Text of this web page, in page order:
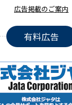
基礎から学ぶ旅行契
JATA・OFC 共催 『
JATA会員マイページ
観光庁より協力のお願
広告掲載のご案内
有料広告